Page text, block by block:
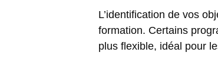
L’identification de vos
formation. Certains
plus flexible, idéal pour